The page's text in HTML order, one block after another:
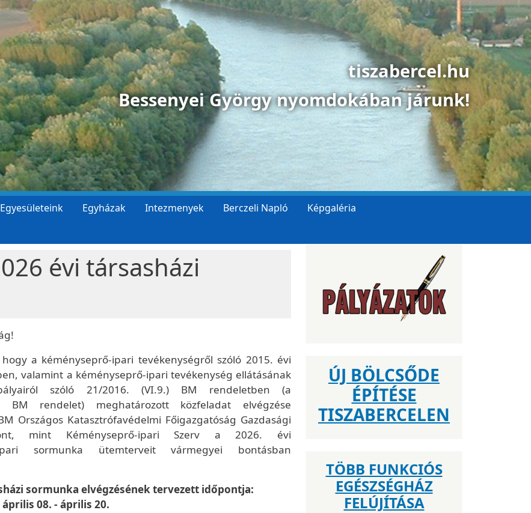
tiszabercel.hu
Bessenyei György nyomdokában járunk!
Egyesületeink Egyházak Intezmenyek Berczeli Napló
Képgaléria
évi társasházi
a kéményseprő-ipari tevékenységről szóló 2015. évi
valamint a kéményseprő-ipari tevékenység ellátásának
szóló 21/2016. (VI.9.) BM rendeletben (a
BM rendelet) meghatározott közfeladat elvégzése
Országos Katasztrófavédelmi Főigazgatóság Gazdasági
mint Kéményseprő-ipari Szerv a 2026. évi
sormunka ütemterveit vármegyei bontásban
sormunka elvégzésének tervezett időpontja:
április 08. - április 20.
ÚJ BÖLCSŐDE
ÉPÍTÉSE
TISZABERCELEN
TÖBB FUNKCIÓS
EGÉSZSÉGHÁZ
FELÚJÍTÁSA